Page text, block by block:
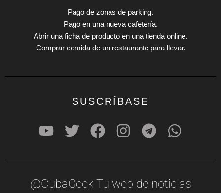
Pago de zonas de parking.
Pago en una nueva cafetería.
Abrir una ficha de producto en una tienda online.
Comprar comida de un restaurante para llevar.
SUSCRÍBASE
@CubaGeek Tu web de noticias